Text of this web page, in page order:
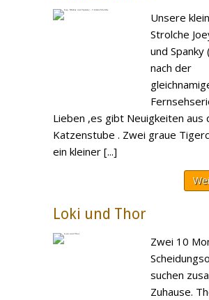
Unsere
Strolche
und Spanky
nach der
Lieben ,es gibt Neuigkeiten aus
Katzenstube . Zwei graue
ein kleiner [...]
Loki und Thor
Zwei 10
suchen
Zuhause.